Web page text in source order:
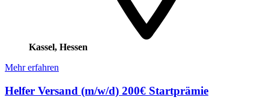
Kassel, Hessen
Mehr erfahren
Helfer Versand (m/w/d) 200€ Startprämie